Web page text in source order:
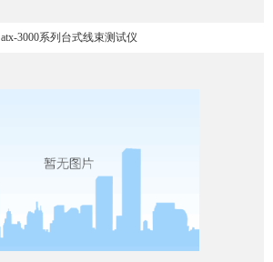
atx-3000系列台式线束测试仪